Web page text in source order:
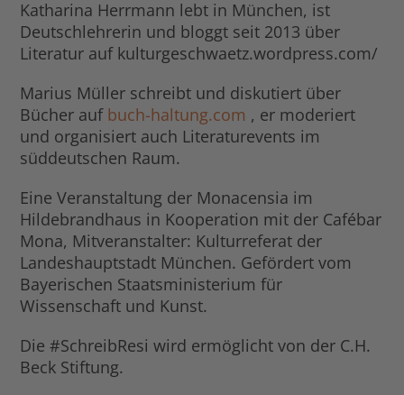
Katharina Herrmann lebt in München, ist
Deutschlehrerin und bloggt seit 2013 über
Literatur auf kulturgeschwaetz.wordpress.com/
Marius Müller schreibt und diskutiert über
Bücher auf buch-haltung.com , er moderiert
und organisiert auch Literaturevents im
süddeutschen Raum.
Eine Veranstaltung der Monacensia im
Hildebrandhaus in Kooperation mit der Cafébar
Mona, Mitveranstalter: Kulturreferat der
Landeshauptstadt München. Gefördert vom
Bayerischen Staatsministerium für
Wissenschaft und Kunst.
Die #SchreibResi wird ermöglicht von der C.H.
Beck Stiftung.